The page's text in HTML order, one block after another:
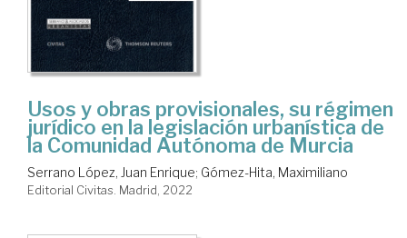
Usos y obras provisionales, su régimen
jurídico en la legislación urbanística de
la Comunidad Autónoma de Murcia
Serrano López, Juan Enrique; Gómez-Hita, Maximiliano
Editorial Civitas. Madrid, 2022